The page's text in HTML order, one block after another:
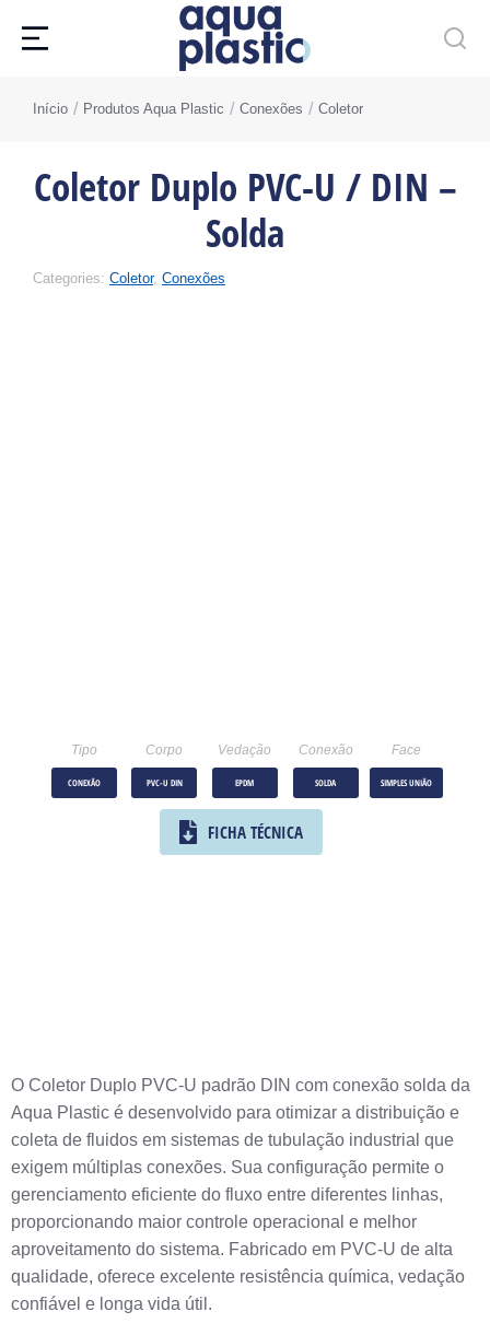
Você está aqui:
Início Produtos Aqua Plastic Conexões Coletor
Coletor Duplo PVC-U / DIN –
Solda
Categories: Coletor, Conexões
Tipo Corpo Vedação Conexão Face
CONEXÃO PVC-U DIN EPDM SOLDA SIMPLES UNIÃO
FICHA TÉCNICA
O Coletor Duplo PVC-U padrão DIN com conexão solda da
Aqua Plastic é desenvolvido para otimizar a distribuição e
coleta de fluidos em sistemas de tubulação industrial que
exigem múltiplas conexões. Sua configuração permite o
gerenciamento eficiente do fluxo entre diferentes linhas,
proporcionando maior controle operacional e melhor
aproveitamento do sistema. Fabricado em PVC-U de alta
qualidade, oferece excelente resistência química, vedação
confiável e longa vida útil.